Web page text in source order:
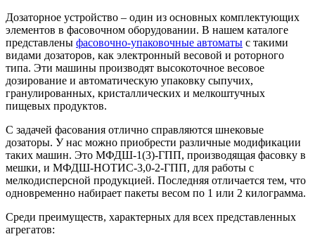
Дозаторное устройство – один из основных комплектующих
элементов в фасовочном оборудовании. В нашем каталоге
представлены фасовочно-упаковочные автоматы с такими
видами дозаторов, как электронный весовой и роторного
типа. Эти машины производят высокоточное весовое
дозирование и автоматическую упаковку сыпучих,
гранулированных, кристаллических и мелкоштучных
пищевых продуктов.
С задачей фасования отлично справляются шнековые
дозаторы. У нас можно приобрести различные модификации
таких машин. Это МФДШ-1(3)-ГПП, производящая фасовку в
мешки, и МФДШ-НОТИС-3,0-2-ГПП, для работы с
мелкодисперсной продукцией. Последняя отличается тем, что
одновременно набирает пакеты весом по 1 или 2 килограмма.
Среди преимуществ, характерных для всех представленных
агрегатов: